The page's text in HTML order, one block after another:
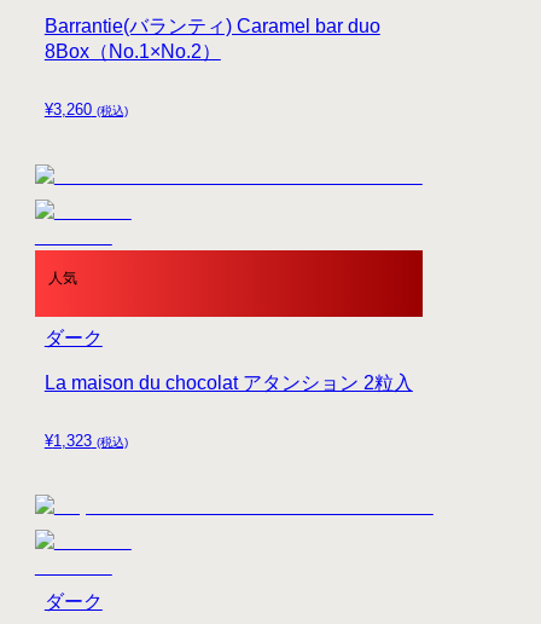
¥3,260 (税込)
Barrantie(バランティ) Caramel bar duo
8Box（No.1×No.2）
人気
¥1,323 (税込)
La maison du chocolat アタンション 2粒入
ダーク
ダーク